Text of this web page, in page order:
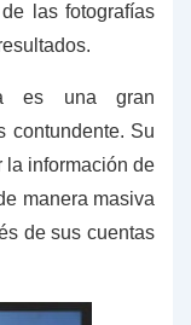
las fotografías
es una gran
contundente. Su
la información de
manera masiva
de sus cuentas